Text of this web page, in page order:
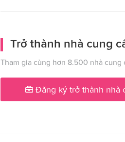
Trở thành nhà cung
Tham gia cùng hơn 8.500 nhà
Đăng ký trở thành nhà